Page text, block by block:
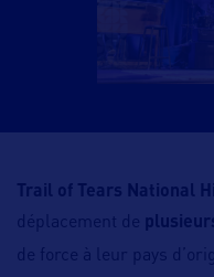
Trail of Tears National
déplacement de
de force à leur pays